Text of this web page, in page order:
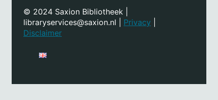
© 2024 Saxion Bibliotheek |
libraryservices@saxion.nl | Privacy
Disclaimer